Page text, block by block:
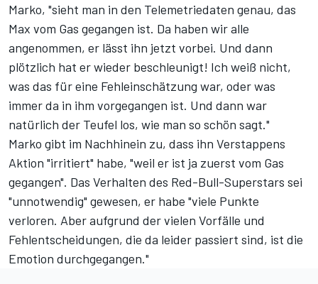
Marko, "sieht man in den Telemetriedaten genau, das
Max vom Gas gegangen ist. Da haben wir alle
angenommen, er lässt ihn jetzt vorbei. Und dann
plötzlich hat er wieder beschleunigt! Ich weiß nicht,
was das für eine Fehleinschätzung war, oder was
immer da in ihm vorgegangen ist. Und dann war
natürlich der Teufel los, wie man so schön sagt."
Marko gibt im Nachhinein zu, dass ihn Verstappens
Aktion "irritiert" habe, "weil er ist ja zuerst vom Gas
gegangen". Das Verhalten des Red-Bull-Superstars sei
"unnotwendig" gewesen, er habe "viele Punkte
verloren. Aber aufgrund der vielen Vorfälle und
Fehlentscheidungen, die da leider passiert sind, ist die
Emotion durchgegangen."